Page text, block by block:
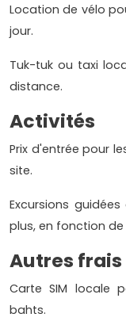
Location de vélo
jour.
Tuk-tuk ou taxi
distance.
Activités
Prix d'entrée pour
site.
Excursions
plus, en fonction
Autres frais
Carte SIM locale
bahts.